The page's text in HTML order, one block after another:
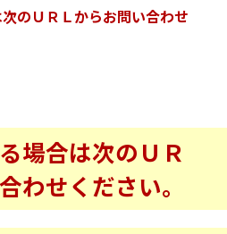
のＵＲＬからお問い合わせ
場合は次のＵＲ
わせください。